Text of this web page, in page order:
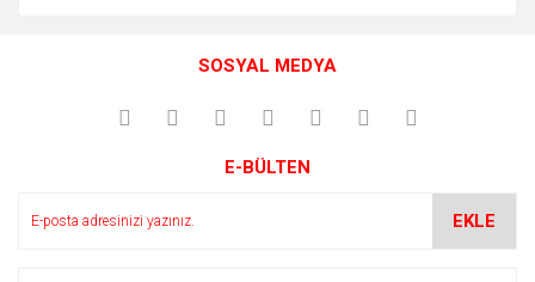
SOSYAL MEDYA
E-BÜLTEN
EKLE